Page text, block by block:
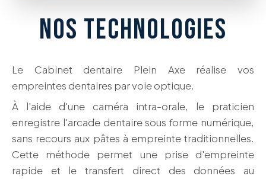
NOS TECHNOLOGIES
Le Cabinet dentaire Plein Axe réalise vos
empreintes dentaires par voie optique.
À l'aide d'une caméra intra-orale, le praticien
enregistre l'arcade dentaire sous forme numérique,
sans recours aux pâtes à empreinte traditionnelles.
Cette méthode permet une prise d'empreinte
rapide et le transfert direct des données au